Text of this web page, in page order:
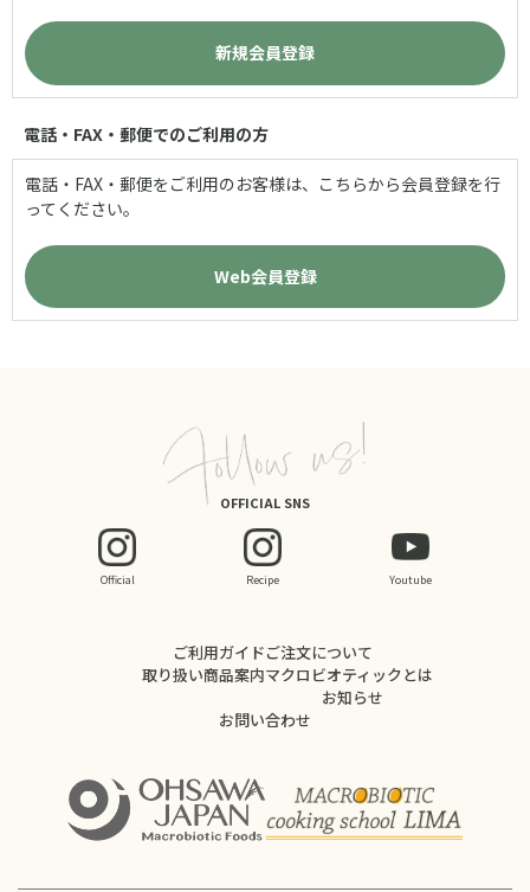
電話・FAX・郵便でのご利用の方
電話・FAX・郵便をご利用のお客様は、こちらから会員登録を行
ってください。
OFFICIAL SNS
Official Recipe Youtube
ご利用ガイドご注文について
取り扱い商品案内マクロビオティックとは
お知らせ
お問い合わせ